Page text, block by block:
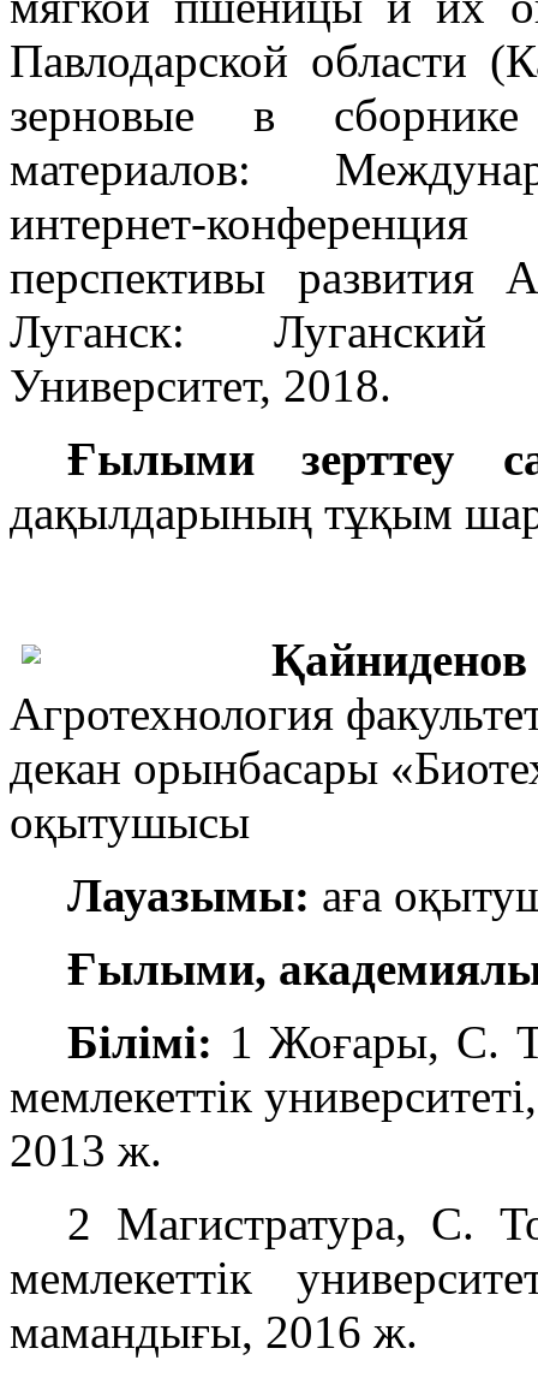
Павлодарской области
зерновые в
материалов:
интернет-
перспективы
Луганск:
Университет, 2018.
Ғылыми зерттеу
дақылдарының тұқым
Агротехнология
декан орынбасары
оқытушысы
Лауазымы: аға
Ғылыми,
Білімі: 1 Жоғары, С.
мемлекеттік
2013 ж.
2 Магистратура, С.
мемлекеттік
мамандығы, 2016 ж.